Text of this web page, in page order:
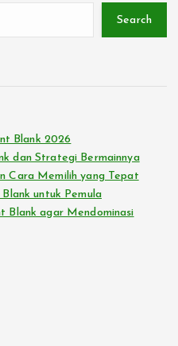
Search
Blank 2026
dan Strategi Bermainnya
Cara Memilih yang Tepat
untuk Pemula
Blank agar Mendominasi